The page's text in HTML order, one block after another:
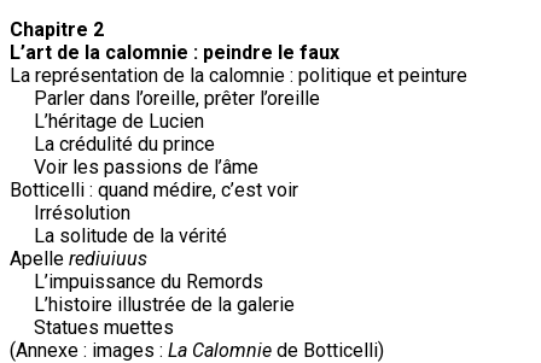
Chapitre 2
L’art de la calomnie : peindre le faux
La représentation de la calomnie : politique et peinture
Parler dans l’oreille, prêter l’oreille
L’héritage de Lucien
La crédulité du prince
Voir les passions de l’âme
Botticelli : quand médire, c’est voir
Irrésolution
La solitude de la vérité
Apelle rediuiuus
L’impuissance du Remords
L’histoire illustrée de la galerie
Statues muettes
(Annexe : images : La Calomnie de Botticelli)